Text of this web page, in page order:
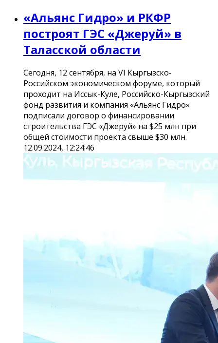
«Альянс Гидро» и РКФР
построят ГЭС «Джеруй» в
Таласской области
Сегодня, 12 сентября, на VI Кыргызско-
Российском экономическом форуме, который
проходит на Иссык-Куле, Российско-Кыргызский
фонд развития и компания «Альянс Гидро»
подписали договор о финансировании
строительства ГЭС «Джеруй» на $25 млн при
общей стоимости проекта свыше $30 млн.
12.09.2024, 12:24:46